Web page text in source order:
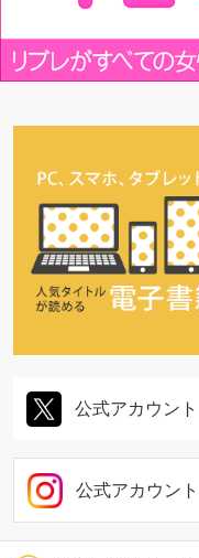
公式アカウント
公式アカウント